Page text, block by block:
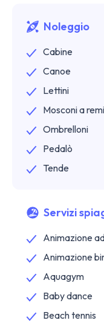
Noleggio
Cabine
Canoe
Lettini
Mosconi a remi
Ombrelloni
Pedalò
Tende
Servizi
Animazione
Animazione
Aquagym
Baby dance
Beach tennis